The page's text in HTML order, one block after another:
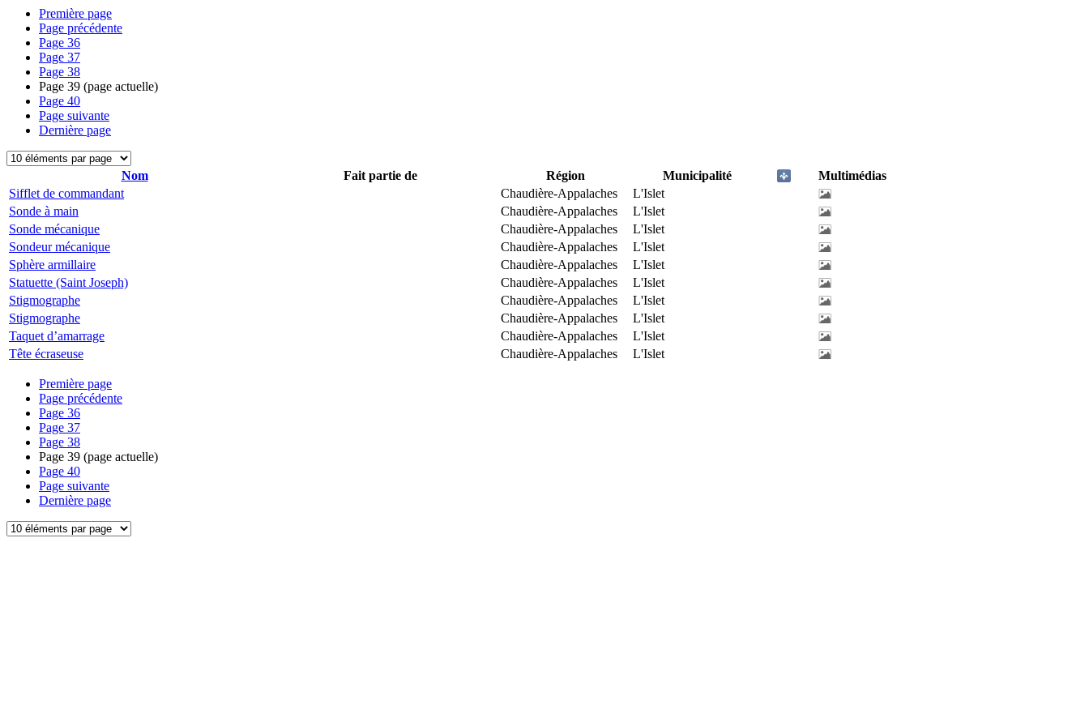
Première page
Page précédente
Page 36
Page 37
Page 38
Page 39 (page actuelle)
Page 40
Page suivante
Dernière page
Nom Fait partie de Région Municipalité
Multimédias
Sifflet de commandant
Chaudière-Appalaches
L'Islet
Sonde à main
Chaudière-Appalaches
L'Islet
Sonde mécanique
Chaudière-Appalaches
L'Islet
Sondeur mécanique
Chaudière-Appalaches
L'Islet
Sphère armillaire
Chaudière-Appalaches
L'Islet
Statuette (Saint Joseph)
Chaudière-Appalaches
L'Islet
Stigmographe
Chaudière-Appalaches
L'Islet
Stigmographe
Chaudière-Appalaches
L'Islet
Taquet d’amarrage
Chaudière-Appalaches
L'Islet
Tête écraseuse
Chaudière-Appalaches L'Islet
Première page
Page précédente
Page 36
Page 37
Page 38
Page 39 (page actuelle)
Page 40
Page suivante
Dernière page